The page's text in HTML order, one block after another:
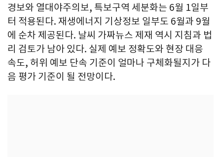
경보와 열대야주의보, 특보구역 세분화는 6월 1일부
터 적용된다. 재생에너지 기상정보 일부도 6월과 9월
에 순차 제공된다. 날씨 가짜뉴스 제재 역시 지침과 법
리 검토가 남아 있다. 실제 예보 정확도와 현장 대응
속도, 허위 예보 단속 기준이 얼마나 구체화될지가 다
음 평가 기준이 될 전망이다.